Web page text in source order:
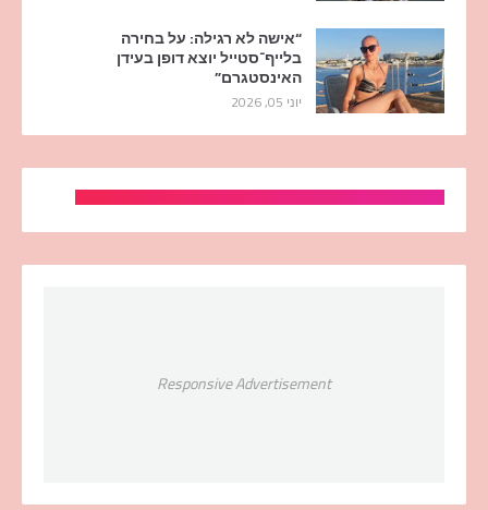
“אישה לא רגילה: על בחירה
בלייף־סטייל יוצא דופן בעידן
האינסטגרם”
יוני 05, 2026
Responsive Advertisement